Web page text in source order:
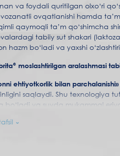
va foydali quritilgan olxo‘ri
ovqatlanishi hamda
qaymoqli ta’m qo‘shimcha
tabiiy sut shakari
hazm bo‘ladi va yaxshi
moslashtirilgan aralashmasi
ehtiyotkorlik bilan parchalanishi»
saqlaydi. Shu texnologiya
bo‘ladi va suvda mukammal
–